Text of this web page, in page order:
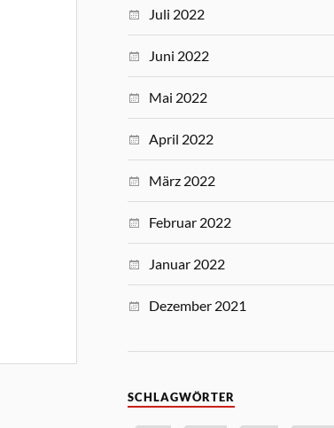
Juli 2022
Juni 2022
Mai 2022
April 2022
März 2022
Februar 2022
Januar 2022
Dezember 2021
SCHLAGWÖRTER